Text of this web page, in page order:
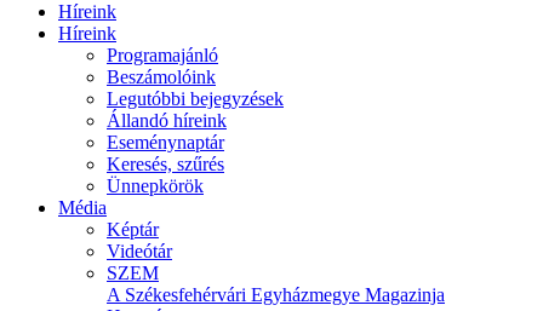
Híreink
Híreink
Programajánló
Beszámolóink
Legutóbbi bejegyzések
Állandó híreink
Eseménynaptár
Keresés, szűrés
Ünnepkörök
Média
Képtár
Videótár
SZEM
A Székesfehérvári Egyházmegye Magazinja